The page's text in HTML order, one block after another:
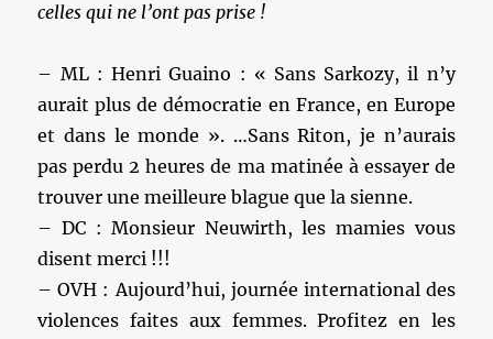
celles qui ne l’ont pas prise !
– ML : Henri Guaino : « Sans Sarkozy, il n’y
aurait plus de démocratie en France, en Europe
et dans le monde ». …Sans Riton, je n’aurais
pas perdu 2 heures de ma matinée à essayer de
trouver une meilleure blague que la sienne.
– DC : Monsieur Neuwirth, les mamies vous
disent merci !!!
– OVH : Aujourd’hui, journée international des
violences faites aux femmes. Profitez en les